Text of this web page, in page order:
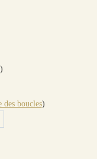
)
des boucles)